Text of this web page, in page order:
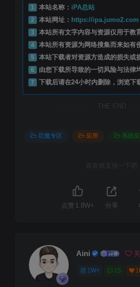
1 本站名称： iPA总站
2
本站网址： https://ipa.jumo2.com
3
本站所有文字内容与资源仅用于教
4
本站所有资源为网络搜集而来如有
5
本站下载者对资源方造成的损失或
6
由您下载所导致的一切风险与法律
7
下载后请在24小时内删除，浏览下
THE END
巨魔专区 应用 系统
喜欢就支持一下吧
点赞 1.8W+ 分享
Aini
1W+ 15